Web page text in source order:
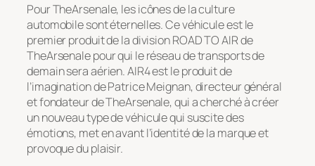
Pour TheArsenale, les icônes de la culture
automobile sont éternelles. Ce véhicule est le
premier produit de la division ROAD TO AIR de
TheArsenale pour qui le réseau de transports de
demain sera aérien. AIR4 est le produit de
l’imagination de Patrice Meignan, directeur général
et fondateur de TheArsenale, qui a cherché à créer
un nouveau type de véhicule qui suscite des
émotions, met en avant l’identité de la marque et
provoque du plaisir.